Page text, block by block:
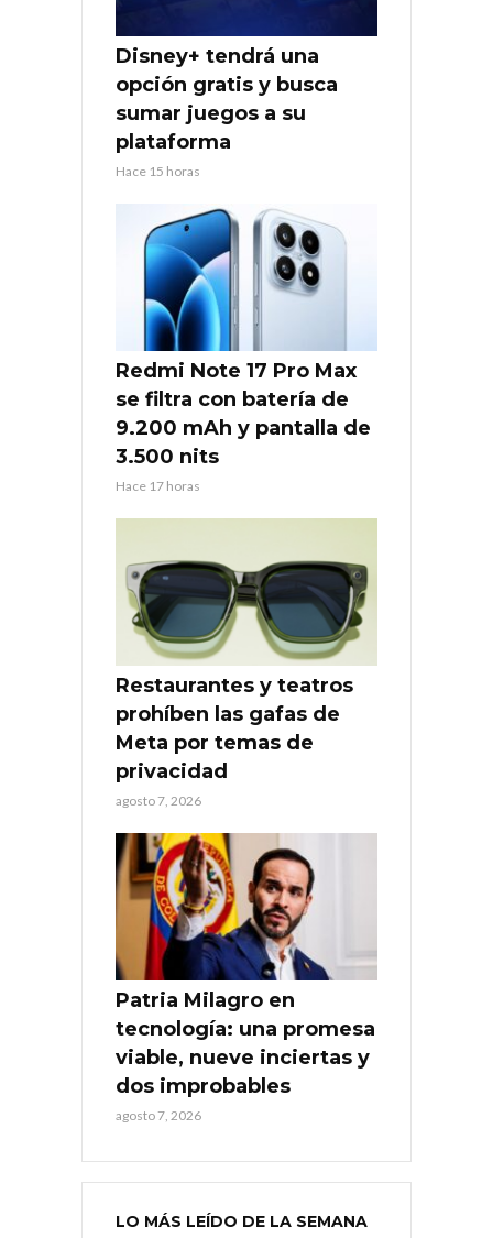
Disney+ tendrá una
opción gratis y busca
sumar juegos a su
plataforma
Hace 15 horas
Redmi Note 17 Pro Max
se filtra con batería de
9.200 mAh y pantalla de
3.500 nits
Hace 17 horas
Restaurantes y teatros
prohíben las gafas de
Meta por temas de
privacidad
agosto 7, 2026
Patria Milagro en
tecnología: una promesa
viable, nueve inciertas y
dos improbables
agosto 7, 2026
LO MÁS LEÍDO DE LA SEMANA